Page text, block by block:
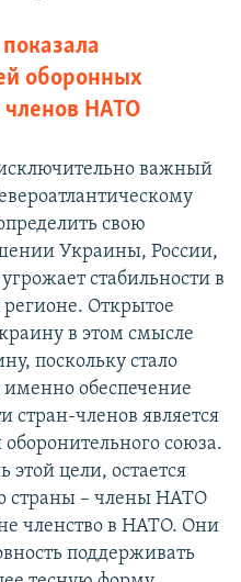
оборонных
членов НАТО
важный
свою
Украины, России,
стабильности в
Открытое
в этом смысле
поскольку стало
обеспечение
стран-членов является
союза.
этой цели, остается
страны – члены НАТО
членство в НАТО. Они
поддерживать